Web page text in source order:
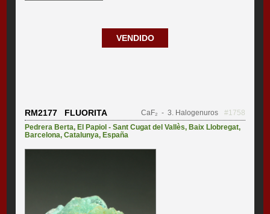
VENDIDO
RM2177 FLUORITA CaF₂ - 3. Halogenuros
#1758
Pedrera Berta, El Papiol - Sant Cugat del Vallès, Baix Llobregat,
Barcelona,Catalunya, España